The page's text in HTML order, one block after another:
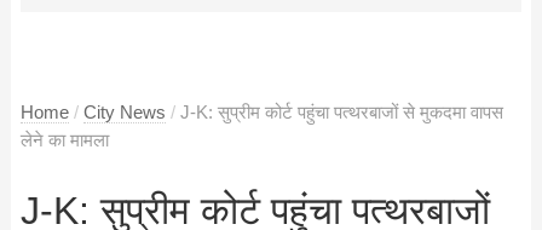
Home / City News / J-K: सुप्रीम कोर्ट पहुंचा पत्थरबाजों से मुकदमा वापस
लेने का मामला
J-K: सुप्रीम कोर्ट पहुंचा पत्थरबाजों